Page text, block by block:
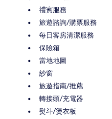
禮賓服務
旅遊諮詢/購票服務
每日客房清潔服務
保險箱
當地地圖
紗窗
旅遊指南/推薦
轉接頭/充電器
熨斗/燙衣板